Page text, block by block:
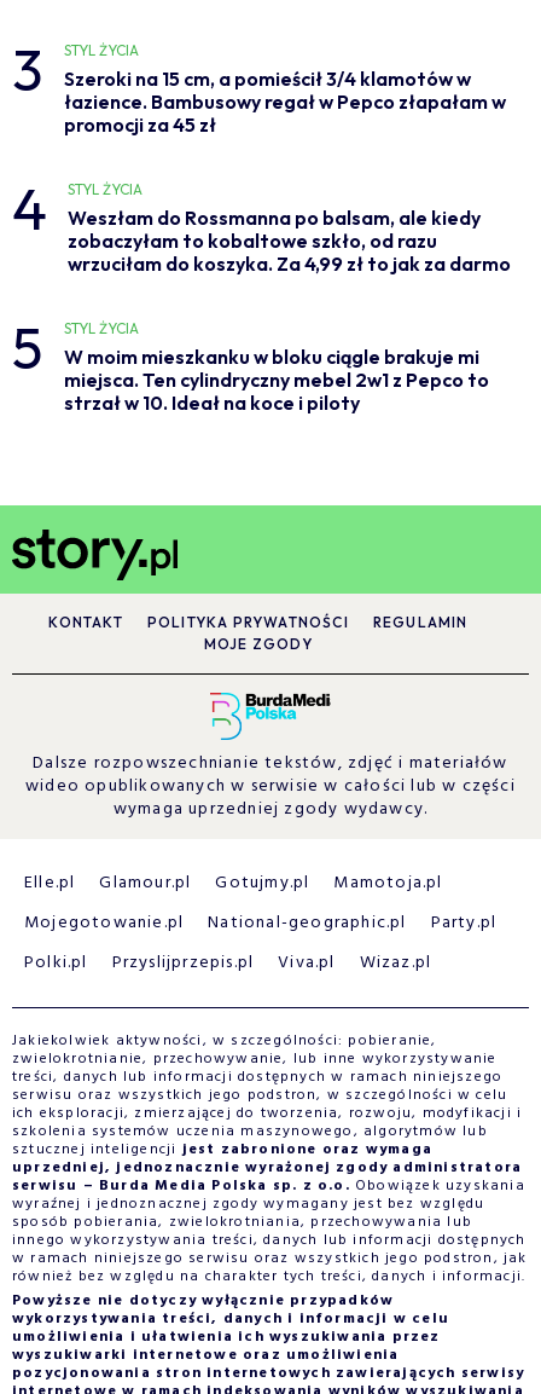
3 STYL ŻYCIA
Szeroki na 15 cm, a pomieścił 3/4 klamotów w
łazience. Bambusowy regał w Pepco złapałam w
promocji za 45 zł
4 STYL ŻYCIA
Weszłam do Rossmanna po balsam, ale kiedy
zobaczyłam to kobaltowe szkło, od razu
wrzuciłam do koszyka. Za 4,99 zł to jak za darmo
5 STYL ŻYCIA
W moim mieszkanku w bloku ciągle brakuje mi
miejsca. Ten cylindryczny mebel 2w1 z Pepco to
strzał w 10. Ideał na koce i piloty
KONTAKT POLITYKA PRYWATNOŚCI
REGULAMIN
MOJE ZGODY
Dalsze rozpowszechnianie tekstów, zdjęć i materiałów
wideo opublikowanych w serwisie w całości lub w części
wymaga uprzedniej zgody wydawcy.
Elle.pl Glamour.pl Gotujmy.pl
Mamotoja.pl
Mojegotowanie.pl
National-geographic.pl
Party.pl
Polki.pl
Przyslijprzepis.pl Viva.pl Wizaz.pl
Jakiekolwiek aktywności, w szczególności: pobieranie,
zwielokrotnianie, przechowywanie, lub inne wykorzystywanie
treści, danych lub informacji dostępnych w ramach niniejszego
serwisu oraz wszystkich jego podstron, w szczególności w celu
ich eksploracji, zmierzającej do tworzenia, rozwoju, modyfikacji i
szkolenia systemów uczenia maszynowego, algorytmów lub
sztucznej inteligencjijest zabronione oraz wymaga
uprzedniej, jednoznacznie wyrażonej zgody administratora
serwisu – Burda Media Polska sp. z o.o. Obowiązek uzyskania
wyraźnej i jednoznacznej zgody wymagany jest bez względu
sposób pobierania, zwielokrotniania, przechowywania lub
innego wykorzystywania treści, danych lub informacji dostępnych
w ramach niniejszego serwisu oraz wszystkich jego podstron, jak
również bez względu na charakter tych treści, danych i informacji.
Powyższe nie dotyczy wyłącznie przypadków
wykorzystywania treści, danych i informacji w celu
umożliwienia i ułatwienia ich wyszukiwania przez
wyszukiwarki internetowe oraz umożliwienia
pozycjonowania stron internetowych zawierających serwisy